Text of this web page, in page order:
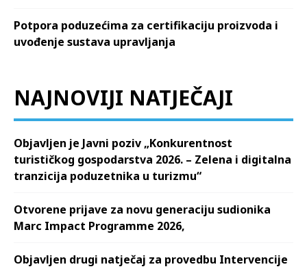
Potpora poduzećima za certifikaciju proizvoda i
uvođenje sustava upravljanja
NAJNOVIJI NATJEČAJI
Objavljen je Javni poziv „Konkurentnost
turističkog gospodarstva 2026. – Zelena i digitalna
tranzicija poduzetnika u turizmu“
Otvorene prijave za novu generaciju sudionika
Marc Impact Programme 2026,
Objavljen drugi natječaj za provedbu Intervencije